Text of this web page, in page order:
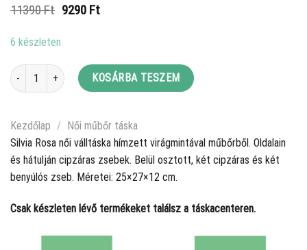
11390Ft Original
9290 FtCurrent
6 készleten
Silvia Rosa női válltáska hímzett virágmintával, műbőr, fehér mennyiség
KOSÁRBA TESZEM
Kezdőlap /
Női műbőr táska
Silvia Rosa női válltáska hímzett virágmintával műbőrből. Oldalain
és hátulján cipzáras zsebek. Belül osztott, két cipzáras és két
benyúlós zseb. Méretei: 25×27×12 cm.
Csak készleten lévő termékeket találsz a táskacenteren.